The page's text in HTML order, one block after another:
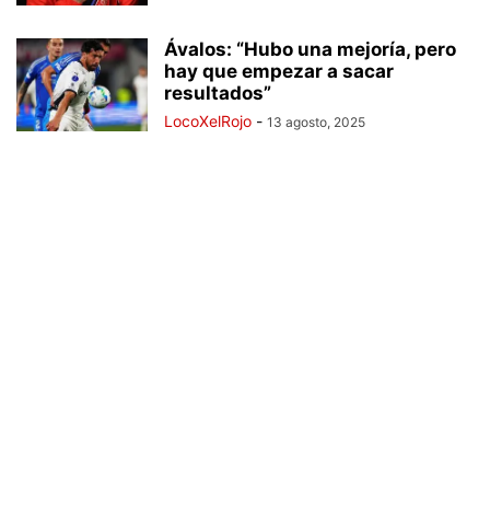
Ávalos: “Hubo una mejoría, pero
hay que empezar a sacar
resultados”
LocoXelRojo - 13 agosto, 2025